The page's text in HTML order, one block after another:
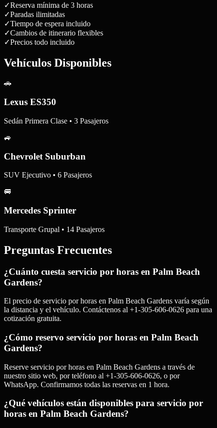
✓Reserva mínima de 3 horas
✓Paradas ilimitadas
✓Tiempo de espera incluido
✓Cambios de itinerario flexibles
✓Precios todo incluido
Vehículos Disponibles
🚗
Lexus ES350
Sedán Primera Clase • 3 Pasajeros
🚙
Chevrolet Suburban
SUV Ejecutivo • 6 Pasajeros
🚐
Mercedes Sprinter
Transporte Grupal • 14 Pasajeros
Preguntas Frecuentes
¿Cuánto cuesta servicio por horas en Palm Beach
Gardens?
El precio de servicio por horas en Palm Beach Gardens varía según
la distancia y el vehículo. Contáctenos al +1-305-606-0626 para una
cotización gratuita.
¿Cómo reservo servicio por horas en Palm Beach
Gardens?
Reserve servicio por horas en Palm Beach Gardens a través de
nuestro sitio web, por teléfono al +1-305-606-0626, o por
WhatsApp. Confirmamos todas las reservas en 1 hora.
¿Qué vehículos están disponibles para servicio por
horas en Palm Beach Gardens?